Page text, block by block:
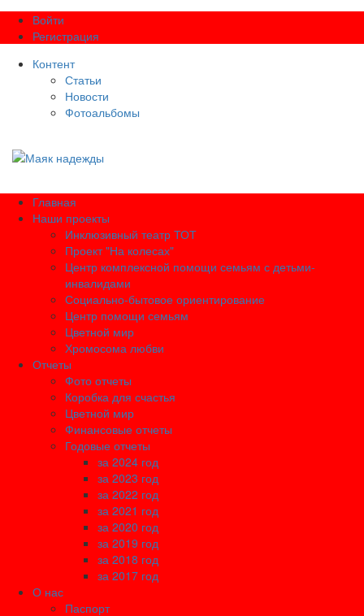
Войти
Регистрация
Контент
Статьи
Новости
Фотоальбомы
Главная
Наши проекты
Инклюзивный театр ТОТ
Проект "На колесах"
Центр комплексной помощи семьям с детьми-
инвалидами
Социально-бытовое ориентирование
Центр помощи семьям
Цветной мир
Хромосома любви
Отчеты
Фото отчеты
Коробка для счастья
Цветной мир
Финансовые отчеты
Годовые отчеты
за 2024 год
за 2023 год
за 2022 год
за 2021 год
за 2020 год
за 2019 год
за 2018 год
за 2017 год
О нас
Паспорт